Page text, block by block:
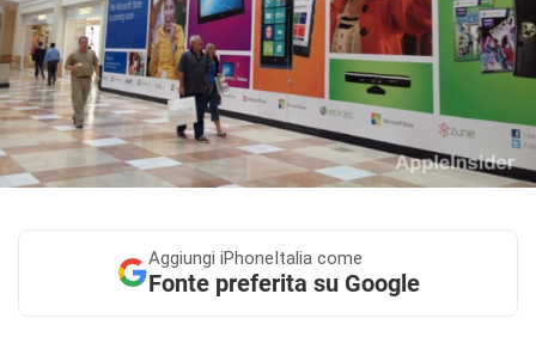
Aggiungi iPhoneItalia come
Fonte preferita su Google